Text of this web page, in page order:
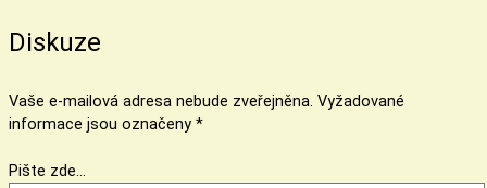
Diskuze
Vaše e-mailová adresa nebude zveřejněna. Vyžadované
informace jsou označeny *
Pište zde…